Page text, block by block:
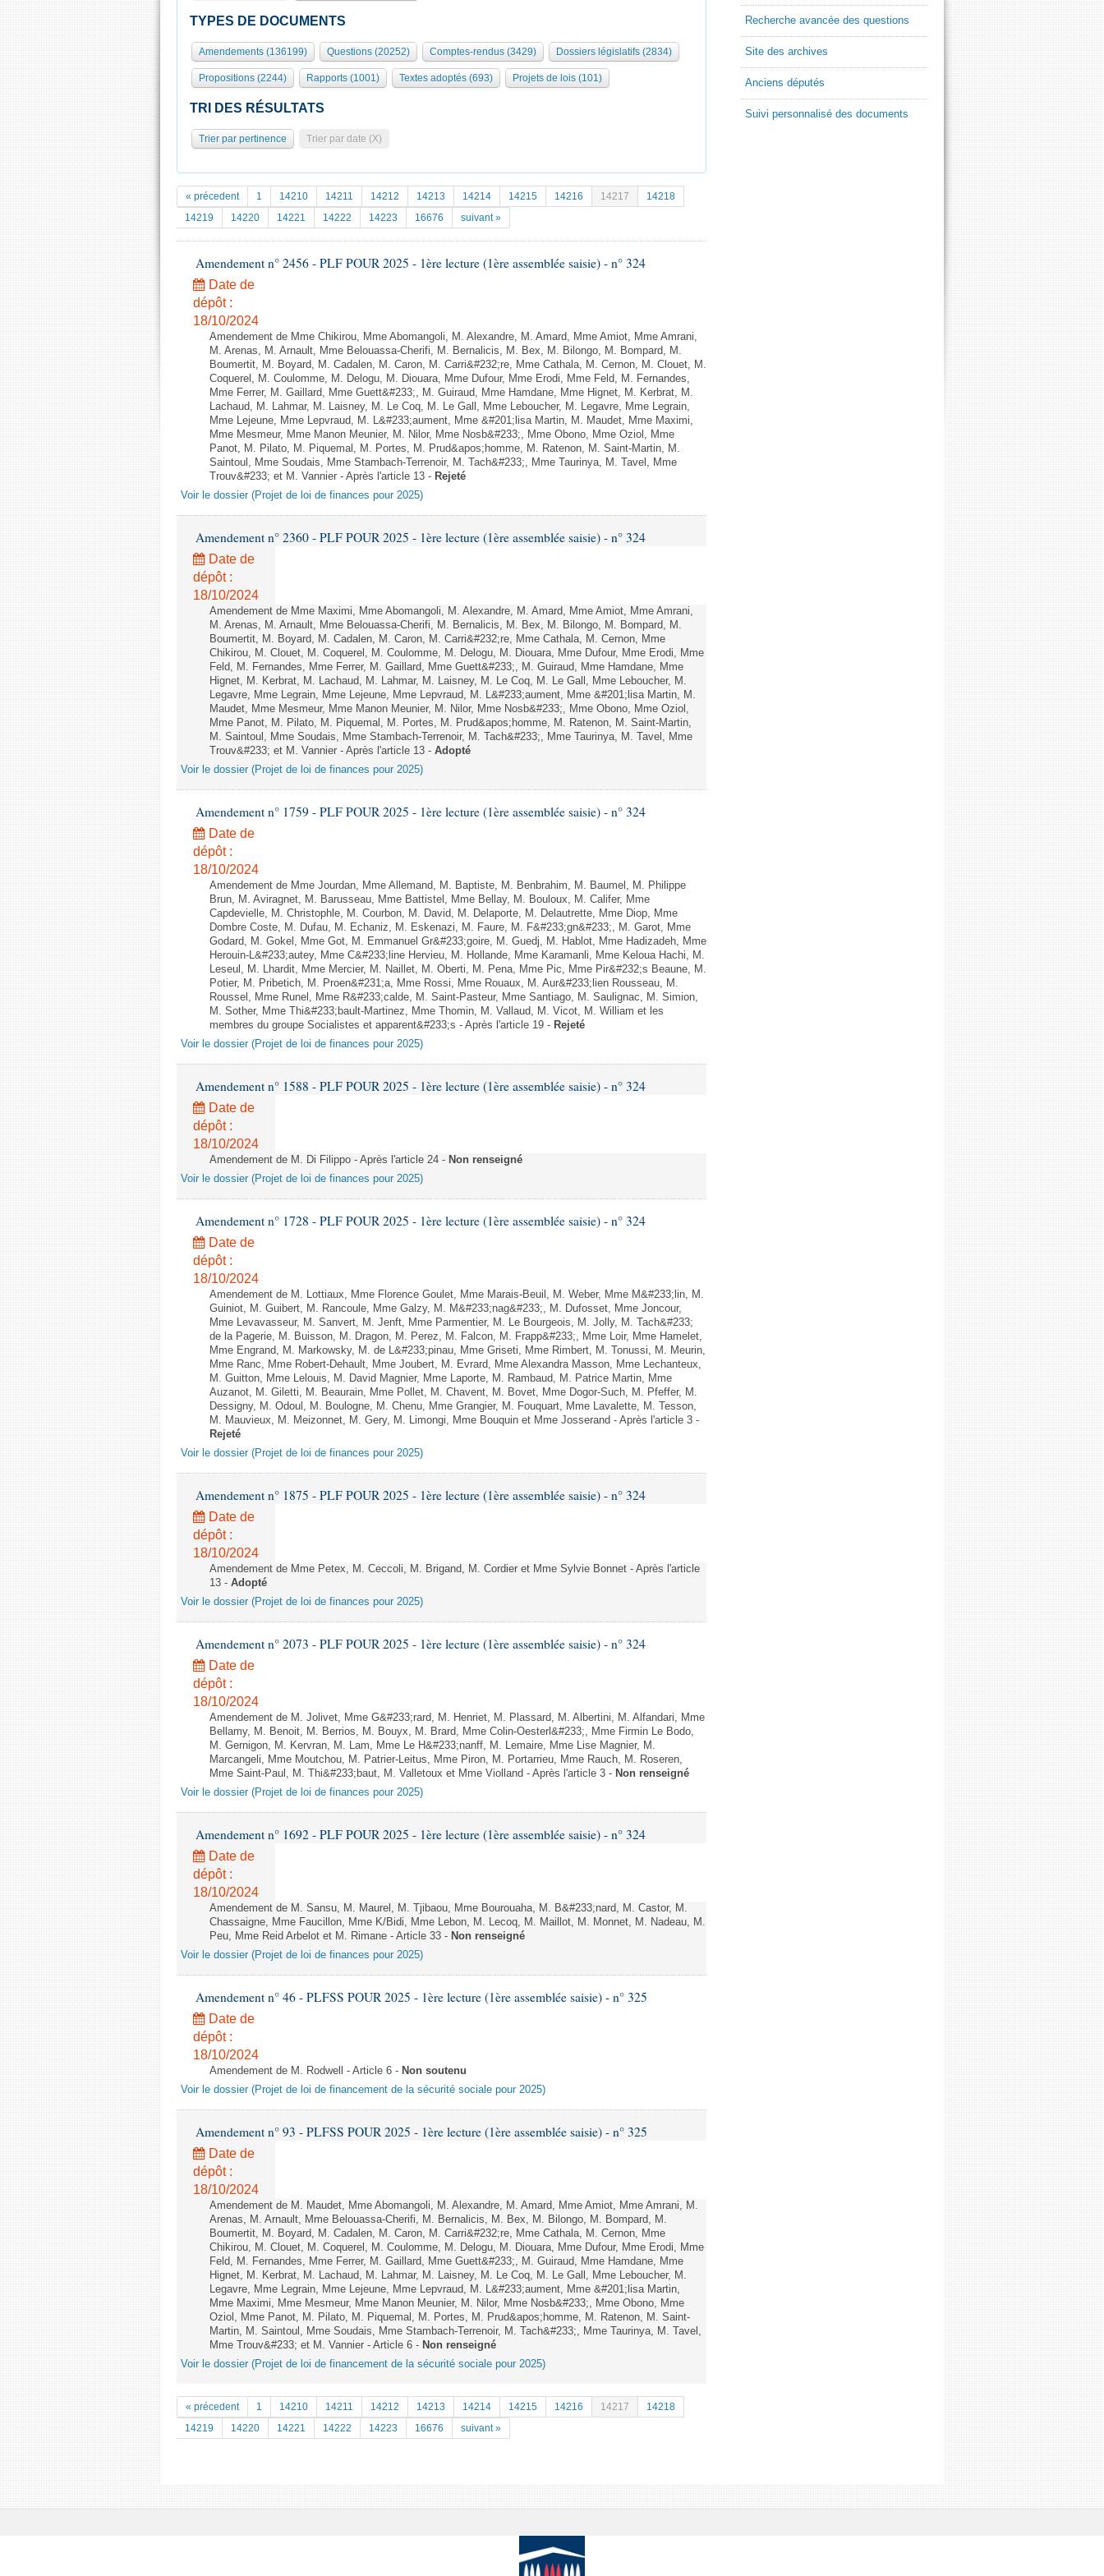
TYPES DE DOCUMENTS
Amendements (136199) Questions (20252) Comptes-rendus (3429) Dossiers législatifs (2834)
Propositions (2244) Rapports (1001) Textes adoptés (693) Projets de lois (101)
TRI DES RÉSULTATS
Trier par pertinence Trier par date (X)
« précedent 1 14210 14211 14212 14213 14214 14215 14216 14217
14218
14219
14220 14221 14222 14223 16676 suivant »
Amendement n° 2456 - PLF POUR 2025 - 1ère lecture (1ère assemblée saisie) - n° 324
Date de
dépôt :
18/10/2024
Amendement de Mme Chikirou, Mme Abomangoli, M. Alexandre, M. Amard, Mme Amiot, Mme Amrani,
M. Arenas, M. Arnault, Mme Belouassa-Cherifi, M. Bernalicis, M. Bex, M. Bilongo, M. Bompard, M.
Boumertit, M. Boyard, M. Cadalen, M. Caron, M. Carri&#232;re, Mme Cathala, M. Cernon, M. Clouet, M.
Coquerel, M. Coulomme, M. Delogu, M. Diouara, Mme Dufour, Mme Erodi, Mme Feld, M. Fernandes,
Mme Ferrer, M. Gaillard, Mme Guett&#233;, M. Guiraud, Mme Hamdane, Mme Hignet, M. Kerbrat, M.
Lachaud, M. Lahmar, M. Laisney, M. Le Coq, M. Le Gall, Mme Leboucher, M. Legavre, Mme Legrain,
Mme Lejeune, Mme Lepvraud, M. L&#233;aument, Mme &#201;lisa Martin, M. Maudet, Mme Maximi,
Mme Mesmeur, Mme Manon Meunier, M. Nilor, Mme Nosb&#233;, Mme Obono, Mme Oziol, Mme
Panot, M. Pilato, M. Piquemal, M. Portes, M. Prud&apos;homme, M. Ratenon, M. Saint-Martin, M.
Saintoul, Mme Soudais, Mme Stambach-Terrenoir, M. Tach&#233;, Mme Taurinya, M. Tavel, Mme
Trouv&#233; et M. Vannier - Après l'article 13 - Rejeté
Voir le dossier (Projet de loi de finances pour 2025)
Amendement n° 2360 - PLF POUR 2025 - 1ère lecture (1ère assemblée saisie) - n° 324
Date de
dépôt :
18/10/2024
Amendement de Mme Maximi, Mme Abomangoli, M. Alexandre, M. Amard, Mme Amiot, Mme Amrani,
M. Arenas, M. Arnault, Mme Belouassa-Cherifi, M. Bernalicis, M. Bex, M. Bilongo, M. Bompard, M.
Boumertit, M. Boyard, M. Cadalen, M. Caron, M. Carri&#232;re, Mme Cathala, M. Cernon, Mme
Chikirou, M. Clouet, M. Coquerel, M. Coulomme, M. Delogu, M. Diouara, Mme Dufour, Mme Erodi, Mme
Feld, M. Fernandes, Mme Ferrer, M. Gaillard, Mme Guett&#233;, M. Guiraud, Mme Hamdane, Mme
Hignet, M. Kerbrat, M. Lachaud, M. Lahmar, M. Laisney, M. Le Coq, M. Le Gall, Mme Leboucher, M.
Legavre, Mme Legrain, Mme Lejeune, Mme Lepvraud, M. L&#233;aument, Mme &#201;lisa Martin, M.
Maudet, Mme Mesmeur, Mme Manon Meunier, M. Nilor, Mme Nosb&#233;, Mme Obono, Mme Oziol,
Mme Panot, M. Pilato, M. Piquemal, M. Portes, M. Prud&apos;homme, M. Ratenon, M. Saint-Martin,
M. Saintoul, Mme Soudais, Mme Stambach-Terrenoir, M. Tach&#233;, Mme Taurinya, M. Tavel, Mme
Trouv&#233; et M. Vannier - Après l'article 13 - Adopté
Voir le dossier (Projet de loi de finances pour 2025)
Amendement n° 1759 - PLF POUR 2025 - 1ère lecture (1ère assemblée saisie) - n° 324
Date de
dépôt :
18/10/2024
Amendement de Mme Jourdan, Mme Allemand, M. Baptiste, M. Benbrahim, M. Baumel, M. Philippe
Brun, M. Aviragnet, M. Barusseau, Mme Battistel, Mme Bellay, M. Bouloux, M. Califer, Mme
Capdevielle, M. Christophle, M. Courbon, M. David, M. Delaporte, M. Delautrette, Mme Diop, Mme
Dombre Coste, M. Dufau, M. Echaniz, M. Eskenazi, M. Faure, M. F&#233;gn&#233;, M. Garot, Mme
Godard, M. Gokel, Mme Got, M. Emmanuel Gr&#233;goire, M. Guedj, M. Hablot, Mme Hadizadeh, Mme
Herouin-L&#233;autey, Mme C&#233;line Hervieu, M. Hollande, Mme Karamanli, Mme Keloua Hachi, M.
Leseul, M. Lhardit, Mme Mercier, M. Naillet, M. Oberti, M. Pena, Mme Pic, Mme Pir&#232;s Beaune, M.
Potier, M. Pribetich, M. Proen&#231;a, Mme Rossi, Mme Rouaux, M. Aur&#233;lien Rousseau, M.
Roussel, Mme Runel, Mme R&#233;calde, M. Saint-Pasteur, Mme Santiago, M. Saulignac, M. Simion,
M. Sother, Mme Thi&#233;bault-Martinez, Mme Thomin, M. Vallaud, M. Vicot, M. William et les
membres du groupe Socialistes et apparent&#233;s - Après l'article 19 - Rejeté
Voir le dossier (Projet de loi de finances pour 2025)
Amendement n° 1588 - PLF POUR 2025 - 1ère lecture (1ère assemblée saisie) - n° 324
Date de
dépôt :
18/10/2024
Amendement de M. Di Filippo - Après l'article 24 - Non renseigné
Voir le dossier (Projet de loi de finances pour 2025)
Amendement n° 1728 - PLF POUR 2025 - 1ère lecture (1ère assemblée saisie) - n° 324
Date de
dépôt :
18/10/2024
Amendement de M. Lottiaux, Mme Florence Goulet, Mme Marais-Beuil, M. Weber, Mme M&#233;lin, M.
Guiniot, M. Guibert, M. Rancoule, Mme Galzy, M. M&#233;nag&#233;, M. Dufosset, Mme Joncour,
Mme Levavasseur, M. Sanvert, M. Jenft, Mme Parmentier, M. Le Bourgeois, M. Jolly, M. Tach&#233;
de la Pagerie, M. Buisson, M. Dragon, M. Perez, M. Falcon, M. Frapp&#233;, Mme Loir, Mme Hamelet,
Mme Engrand, M. Markowsky, M. de L&#233;pinau, Mme Griseti, Mme Rimbert, M. Tonussi, M. Meurin,
Mme Ranc, Mme Robert-Dehault, Mme Joubert, M. Evrard, Mme Alexandra Masson, Mme Lechanteux,
M. Guitton, Mme Lelouis, M. David Magnier, Mme Laporte, M. Rambaud, M. Patrice Martin, Mme
Auzanot, M. Giletti, M. Beaurain, Mme Pollet, M. Chavent, M. Bovet, Mme Dogor-Such, M. Pfeffer, M.
Dessigny, M. Odoul, M. Boulogne, M. Chenu, Mme Grangier, M. Fouquart, Mme Lavalette, M. Tesson,
M. Mauvieux, M. Meizonnet, M. Gery, M. Limongi, Mme Bouquin et Mme Josserand - Après l'article 3 -
Rejeté
Voir le dossier (Projet de loi de finances pour 2025)
Amendement n° 1875 - PLF POUR 2025 - 1ère lecture (1ère assemblée saisie) - n° 324
Date de
dépôt :
18/10/2024
Amendement de Mme Petex, M. Ceccoli, M. Brigand, M. Cordier et Mme Sylvie Bonnet - Après l'article
13 - Adopté
Voir le dossier (Projet de loi de finances pour 2025)
Amendement n° 2073 - PLF POUR 2025 - 1ère lecture (1ère assemblée saisie) - n° 324
Date de
dépôt :
18/10/2024
Amendement de M. Jolivet, Mme G&#233;rard, M. Henriet, M. Plassard, M. Albertini, M. Alfandari, Mme
Bellamy, M. Benoit, M. Berrios, M. Bouyx, M. Brard, Mme Colin-Oesterl&#233;, Mme Firmin Le Bodo,
M. Gernigon, M. Kervran, M. Lam, Mme Le H&#233;nanff, M. Lemaire, Mme Lise Magnier, M.
Marcangeli, Mme Moutchou, M. Patrier-Leitus, Mme Piron, M. Portarrieu, Mme Rauch, M. Roseren,
Mme Saint-Paul, M. Thi&#233;baut, M. Valletoux et Mme Violland - Après l'article 3 - Non renseigné
Voir le dossier (Projet de loi de finances pour 2025)
Amendement n° 1692 - PLF POUR 2025 - 1ère lecture (1ère assemblée saisie) - n° 324
Date de
dépôt :
18/10/2024
Amendement de M. Sansu, M. Maurel, M. Tjibaou, Mme Bourouaha, M. B&#233;nard, M. Castor, M.
Chassaigne, Mme Faucillon, Mme K/Bidi, Mme Lebon, M. Lecoq, M. Maillot, M. Monnet, M. Nadeau, M.
Peu, Mme Reid Arbelot et M. Rimane - Article 33 - Non renseigné
Voir le dossier (Projet de loi de finances pour 2025)
Amendement n° 46 - PLFSS POUR 2025 - 1ère lecture (1ère assemblée saisie) - n° 325
Date de
dépôt :
18/10/2024
Amendement de M. Rodwell - Article 6 - Non soutenu
Voir le dossier (Projet de loi de financement de la sécurité sociale pour 2025)
Amendement n° 93 - PLFSS POUR 2025 - 1ère lecture (1ère assemblée saisie) - n° 325
Date de
dépôt :
18/10/2024
Amendement de M. Maudet, Mme Abomangoli, M. Alexandre, M. Amard, Mme Amiot, Mme Amrani, M.
Arenas, M. Arnault, Mme Belouassa-Cherifi, M. Bernalicis, M. Bex, M. Bilongo, M. Bompard, M.
Boumertit, M. Boyard, M. Cadalen, M. Caron, M. Carri&#232;re, Mme Cathala, M. Cernon, Mme
Chikirou, M. Clouet, M. Coquerel, M. Coulomme, M. Delogu, M. Diouara, Mme Dufour, Mme Erodi, Mme
Feld, M. Fernandes, Mme Ferrer, M. Gaillard, Mme Guett&#233;, M. Guiraud, Mme Hamdane, Mme
Hignet, M. Kerbrat, M. Lachaud, M. Lahmar, M. Laisney, M. Le Coq, M. Le Gall, Mme Leboucher, M.
Legavre, Mme Legrain, Mme Lejeune, Mme Lepvraud, M. L&#233;aument, Mme &#201;lisa Martin,
Mme Maximi, Mme Mesmeur, Mme Manon Meunier, M. Nilor, Mme Nosb&#233;, Mme Obono, Mme
Oziol, Mme Panot, M. Pilato, M. Piquemal, M. Portes, M. Prud&apos;homme, M. Ratenon, M. Saint-
Martin, M. Saintoul, Mme Soudais, Mme Stambach-Terrenoir, M. Tach&#233;, Mme Taurinya, M. Tavel,
Mme Trouv&#233; et M. Vannier - Article 6 - Non renseigné
Voir le dossier (Projet de loi de financement de la sécurité sociale pour 2025)
« précedent 1 14210 14211 14212 14213 14214 14215 14216 14217
14218
14219
14220 14221 14222 14223 16676 suivant »
Recherche avancée des questions
Site des archives
Anciens députés
Suivi personnalisé des documents